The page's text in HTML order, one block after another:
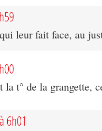
leur fait face, au
t° de la grangette,
6h01